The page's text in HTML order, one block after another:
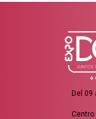
Del 09
Centro